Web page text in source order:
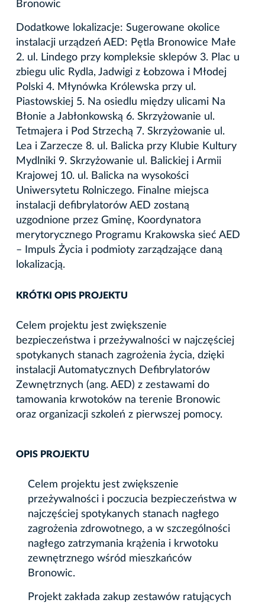
Bronowic
Dodatkowe lokalizacje: Sugerowane okolice
instalacji urządzeń AED: Pętla Bronowice Małe
2. ul. Lindego przy kompleksie sklepów 3. Plac u
zbiegu ulic Rydla, Jadwigi z Łobzowa i Młodej
Polski 4. Młynówka Królewska przy ul.
Piastowskiej 5. Na osiedlu między ulicami Na
Błonie a Jabłonkowską 6. Skrzyżowanie ul.
Tetmajera i Pod Strzechą 7. Skrzyżowanie ul.
Lea i Zarzecze 8. ul. Balicka przy Klubie Kultury
Mydlniki 9. Skrzyżowanie ul. Balickiej i Armii
Krajowej 10. ul. Balicka na wysokości
Uniwersytetu Rolniczego. Finalne miejsca
instalacji defibrylatorów AED zostaną
uzgodnione przez Gminę, Koordynatora
merytorycznego Programu Krakowska sieć AED
– Impuls Życia i podmioty zarządzające daną
lokalizacją.
KRÓTKI OPIS PROJEKTU
Celem projektu jest zwiększenie
bezpieczeństwa i przeżywalności w najczęściej
spotykanych stanach zagrożenia życia, dzięki
instalacji Automatycznych Defibrylatorów
Zewnętrznych (ang. AED) z zestawami do
tamowania krwotoków na terenie Bronowic
oraz organizacji szkoleń z pierwszej pomocy.
OPIS PROJEKTU
Celem projektu jest zwiększenie
przeżywalności i poczucia bezpieczeństwa w
najczęściej spotykanych stanach nagłego
zagrożenia zdrowotnego, a w szczególności
nagłego zatrzymania krążenia i krwotoku
zewnętrznego wśród mieszkańców
Bronowic.
Projekt zakłada zakup zestawów ratujących